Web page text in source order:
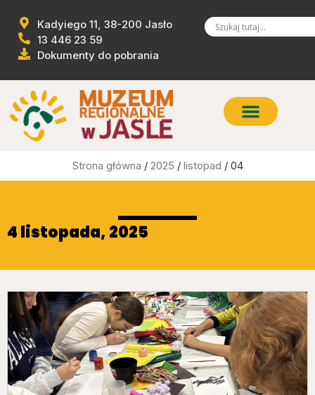
Kadyiego 11, 38-200 Jasło
13 446 23 59
Dokumenty do pobrania
Strona główna / 2025 / listopad / 04
4 listopada, 2025